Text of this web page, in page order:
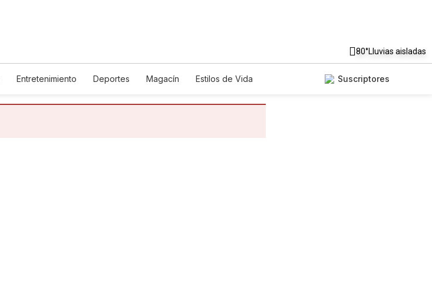
80°Lluvias aisladas
Entretenimiento Deportes Magacín
Estilos de Vida
Suscriptores